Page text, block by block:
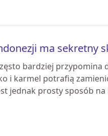
ma sekretny
bardziej
i karmel potrafią
jednak prosty sposób na